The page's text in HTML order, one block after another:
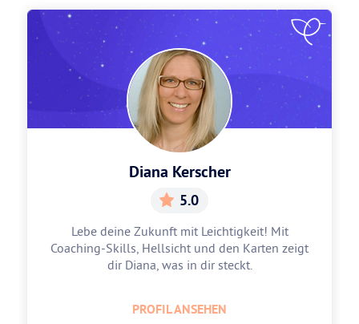
Diana Kerscher
5.0
Lebe deine Zukunft mit Leichtigkeit! Mit
Coaching-Skills, Hellsicht und den Karten zeigt
dir Diana, was in dir steckt.
PROFIL ANSEHEN